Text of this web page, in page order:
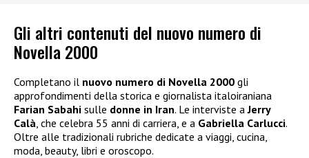
Gli altri contenuti del nuovo numero di
Novella 2000
Completano il nuovo numero di Novella 2000 gli
approfondimenti della storica e giornalista italoiraniana
Farian Sabahi sulle donne in Iran. Le interviste a Jerry
Calà , che celebra 55 anni di carriera, e a Gabriella Carlucci.
Oltre alle tradizionali rubriche dedicate a viaggi, cucina,
moda, beauty, libri e oroscopo.